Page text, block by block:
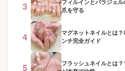
3
フィルインとパラジェ
爪を守る
4
マグネットネイルとは
ンチ完全ガイド
5
フラッシュネイルとは